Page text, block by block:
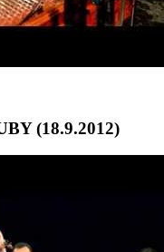
(18.9.2012)